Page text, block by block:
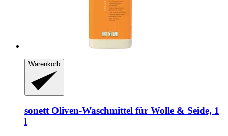
Warenkorb
sonettOliven-​Waschmittel für Wolle & Seide, 1
l